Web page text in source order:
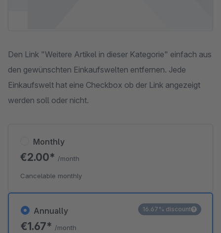
Den Link "Weitere Artikel in dieser Kategorie" einfach aus
den gewünschten Einkaufswelten entfernen. Jede
Einkaufswelt hat eine Checkbox ob der Link angezeigt
werden soll oder nicht.
Annually
€1.67* /month
16.67% discount
Monthly
€2.00* /month
Cancelable monthly